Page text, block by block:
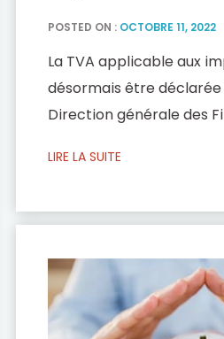
POSTED ON : OCTOBRE 11, 2022
La TVA applicable aux
désormais être
Direction générale des
plus auprès de la
des opérations de
votre déclaration : la
est […]
LIRE LA SUITE